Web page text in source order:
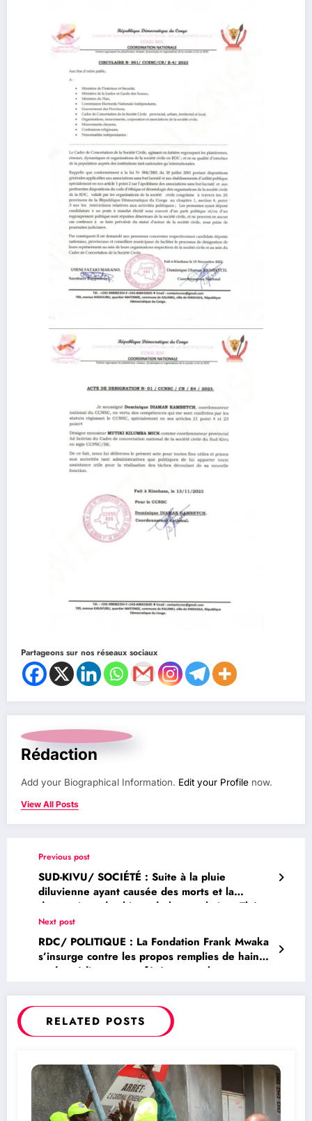
Partageons sur nos réseaux sociaux
Rédaction
Add your Biographical Information. Edit your Profile now.
View All Posts
Previous post
SUD-KIVU/ SOCIÉTÉ : Suite à la pluie
diluvienne ayant causée des morts et la
destructions des biens de la population, Théo
Ngwabidje vient de mettre en place une
commission ad-hoc
Next post
RDC/ POLITIQUE : La Fondation Frank Mwaka
s’insurge contre les propos remplies de haine
et de médisances proférés contre la personne
(Déclaration)
RELATED POSTS